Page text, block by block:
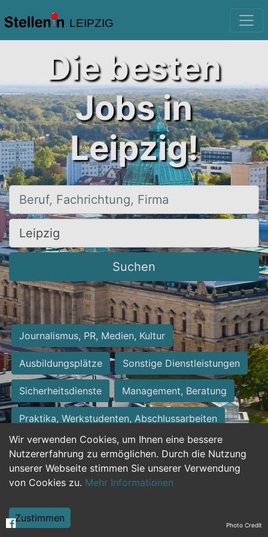
LEIPZIG
Wir verwenden Cookies, um Ihnen eine bessere
Nutzererfahrung zu ermöglichen. Durch die Nutzung
unserer Webseite stimmen Sie unserer Verwendung
von Cookies zu. Mehr Informationen
Zustimmen
Die besten
Jobs in
Leipzig!
Beruf, Fachrichtung, Firma
Ort, Stadt
Suchen
Journalismus, PR, Medien, Kultur
Ausbildungsplätze Sonstige Dienstleistungen
Sicherheitsdienste Management, Beratung
Praktika, Werkstudenten, Abschlussarbeiten
Personalwesen Assistenz, Sekretariat
Hilfskräfte, Aushilfs- und Nebenjobs
Weiterbildung, Studium, duale Ausbildung Photo Credit